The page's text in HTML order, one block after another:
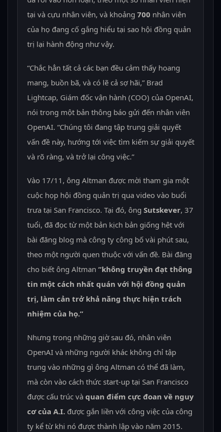
tại và cựu nhân viên, và khoảng 700 nhân viên
của họ đang cố gắng hiểu tại sao hội đồng quản
trị lại hành động như vậy.
“Chắc hẳn tất cả các bạn đều cảm thấy hoang
mang, buồn bã, và có lẽ cả sợ hãi,” Brad
Lightcap, Giám đốc vận hành (COO) của OpenAI,
nói trong một bản thông báo gửi đến nhân viên
OpenAI. “Chúng tôi đang tập trung giải quyết
vấn đề này, hướng tới việc tìm kiếm sự giải quyết
và rõ ràng, và trở lại công việc.”
Vào 17/11, ông Altman được mời tham gia một
cuộc họp hội đồng quản trị qua video vào buổi
trưa tại San Francisco. Tại đó, ông Sutskever, 37
tuổi, đã đọc từ một bản kịch bản giống hệt với
bài đăng blog mà công ty công bố vài phút sau,
theo một người quen thuộc với vấn đề. Bài đăng
cho biết ông Altman “không truyền đạt thông
tin một cách nhất quán với hội đồng quản
trị, làm cản trở khả năng thực hiện trách
nhiệm của họ.”
Nhưng trong những giờ sau đó, nhân viên
OpenAI và những người khác không chỉ tập
trung vào những gì ông Altman có thể đã làm,
mà còn vào cách thức start-up tại San Francisco
được cấu trúc và quan điểm cực đoan về nguy
cơ của A.I.được gắn liền với công việc của công
ty kể từ khi nó được thành lập vào năm 2015.